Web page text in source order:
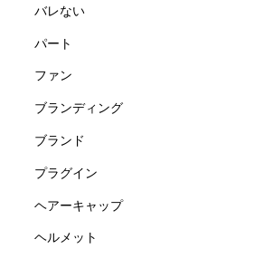
バレない
パート
ファン
ブランディング
ブランド
プラグイン
ヘアーキャップ
ヘルメット